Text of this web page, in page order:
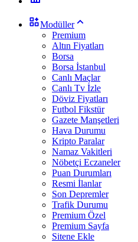
Modüller
Premium
Altın Fiyatları
Borsa
Borsa İstanbul
Canlı Maçlar
Canlı Tv İzle
Döviz Fiyatları
Futbol Fikstür
Gazete Manşetleri
Hava Durumu
Kripto Paralar
Namaz Vakitleri
Nöbetçi Eczaneler
Puan Durumları
Resmi İlanlar
Son Depremler
Trafik Durumu
Premium Özel
Premium Sayfa
Sitene Ekle